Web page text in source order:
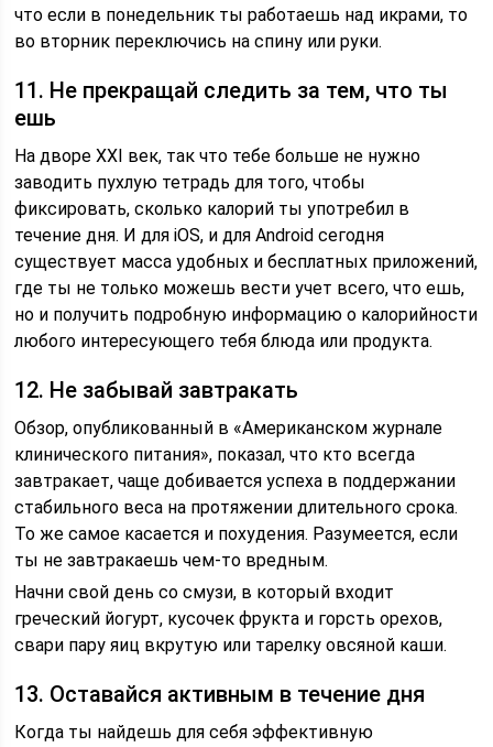
что если в понедельник ты работаешь над икрами, то
во вторник переключись на спину или руки.
11. Не прекращай следить за тем, что ты
ешь
На дворе XXI век, так что тебе больше не нужно
заводить пухлую тетрадь для того, чтобы
фиксировать, сколько калорий ты употребил в
течение дня. И для iOS, и для Android сегодня
существует масса удобных и бесплатных приложений,
где ты не только можешь вести учет всего, что ешь,
но и получить подробную информацию о калорийности
любого интересующего тебя блюда или продукта.
12. Не забывай завтракать
Обзор, опубликованный в «Американском журнале
клинического питания», показал, что кто всегда
завтракает, чаще добивается успеха в поддержании
стабильного веса на протяжении длительного срока.
То же самое касается и похудения. Разумеется, если
ты не завтракаешь чем-то вредным.
Начни свой день со смузи, в который входит
греческий йогурт, кусочек фрукта и горсть орехов,
свари пару яиц вкрутую или тарелку овсяной каши.
13. Оставайся активным в течение дня
Когда ты найдешь для себя эффективную